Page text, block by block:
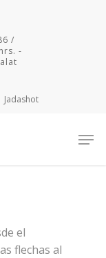
/
-
Jadashot
el
flechas al